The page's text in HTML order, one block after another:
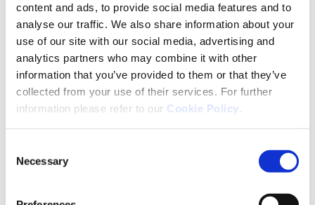
content and ads, to provide social media features and to
analyse our traffic. We also share information about your
use of our site with our social media, advertising and
analytics partners who may combine it with other
information that you’ve provided to them or that they’ve
collected from your use of their services. For further
information please refer to our Cookie Policy.
Selection
Necessary
Le TOC est-il héréditaire ?
Les gènes peuvent jouer un rôle dans le
développement des TOC, ce qui signifie qu’il y aurait
un terrain familial favorisant. Cependant, les causes
impliqués.